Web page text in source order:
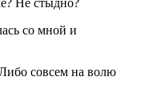
со мной и
совсем на волю